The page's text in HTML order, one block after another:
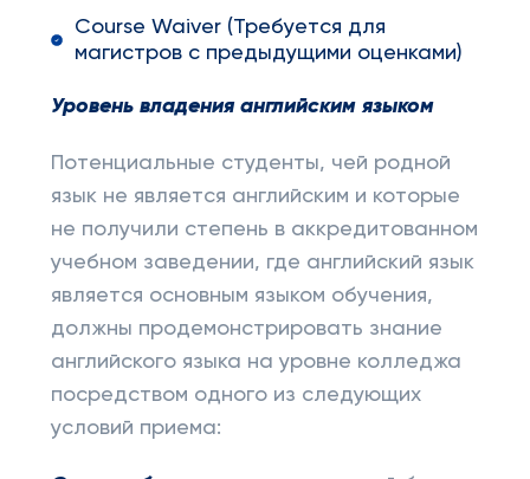
Course Waiver (Требуется для
магистров с предыдущими оценками)
Уровень владения английским языком
Потенциальные студенты, чей родной
язык не является английским и которые
не получили степень в аккредитованном
учебном заведении, где английский язык
является основным языком обучения,
должны продемонстрировать знание
английского языка на уровне колледжа
посредством одного из следующих
условий приема: